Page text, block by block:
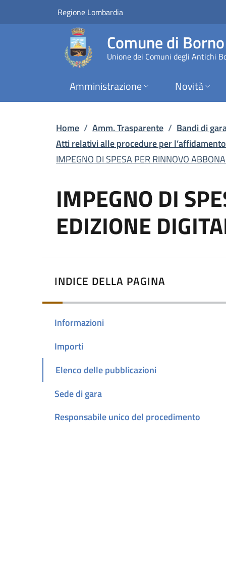
Vai al contenuto principale
IMPEGNO DI
Regione Lombardia
Comune di Borno
Unione dei Comuni degli Antichi
Amministrazione Novità
Home / Amm. Trasparente / Bandi di
Atti relativi alle procedure per
IMPEGNO DI SPESA PER RINNOVO
IMPEGNO DI
EDIZIONE
INDICE DELLA PAGINA
Informazioni
Importi
Elenco delle pubblicazioni
Sede di gara
Responsabile unico del procedimento